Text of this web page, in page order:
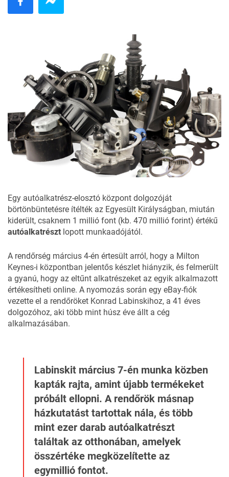
Egy autóalkatrész-elosztó központ dolgozóját
börtönbüntetésre ítélték az Egyesült Királyságban, miután
kiderült, csaknem 1 millió font (kb. 470 millió forint) értékű
autóalkatrészt lopott munkaadójától.
A rendőrség március 4-én értesült arról, hogy a Milton
Keynes-i központban jelentős készlet hiányzik, és felmerült
a gyanú, hogy az eltűnt alkatrészeket az egyik alkalmazott
értékesítheti online. A nyomozás során egy eBay-fiók
vezette el a rendőröket Konrad Labinskihoz, a 41 éves
dolgozóhoz, aki több mint húsz éve állt a cég
alkalmazásában.
Labinskit március 7-én munka közben
kapták rajta, amint újabb termékeket
próbált ellopni. A rendőrök másnap
házkutatást tartottak nála, és több
mint ezer darab autóalkatrészt
találtak az otthonában, amelyek
összértéke megközelítette az
egymillió fontot.